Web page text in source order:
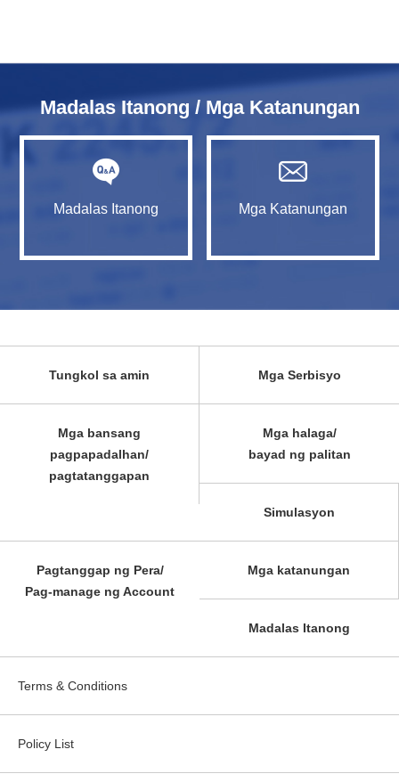
Madalas Itanong / Mga Katanungan
Madalas Itanong Mga Katanungan
Tungkol sa amin Mga Serbisyo
Mga bansang
pagpapadalhan/
pagtatanggapan
Mga halaga/
bayad ng palitan
Simulasyon
Pagtanggap ng Pera/
Pag-manage ng Account
Mga katanungan
Madalas Itanong
Terms & Conditions
Policy List